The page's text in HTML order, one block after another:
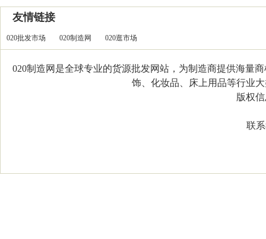
友情链接
020批发市场 020制造网 020逛市场
020制造网是全球专业的货源批发网站，为制造商提供海量
饰、化妆品、床上用品等行业
版权信
联